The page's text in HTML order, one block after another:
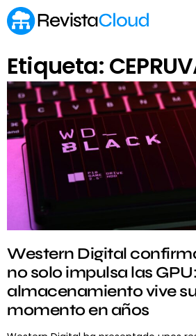
Etiqueta:
Western Digital
no solo impulsa las
almacenamiento vive
momento en años